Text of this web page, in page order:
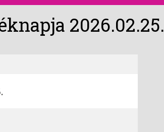
2026.02.25.